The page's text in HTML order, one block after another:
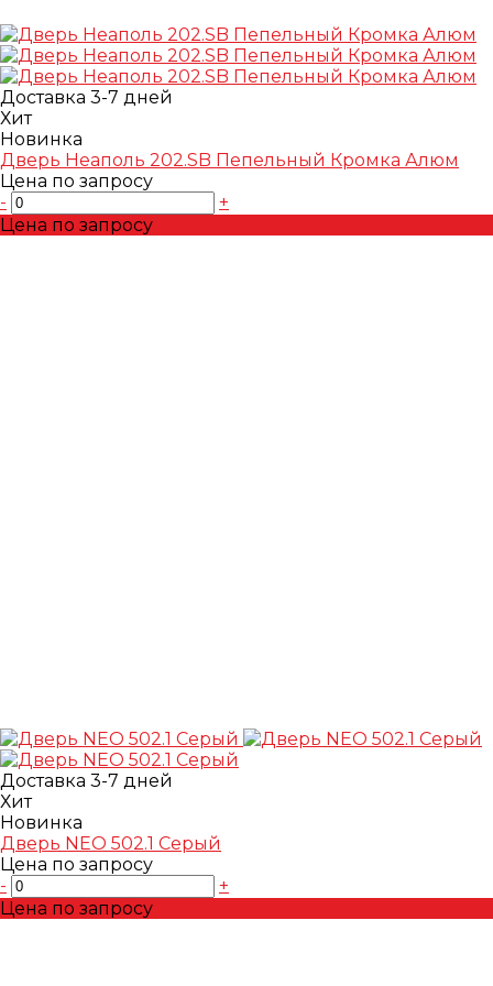
Доставка 3-7 дней
Хит
Новинка
Дверь Неаполь 202.SB Пепельный Кромка Алюм
Цена по запросу
-
+
Цена по запросу
Доставка 3-7 дней
Хит
Новинка
Дверь NEO 502.1 Серый
Цена по запросу
-
+
Цена по запросу